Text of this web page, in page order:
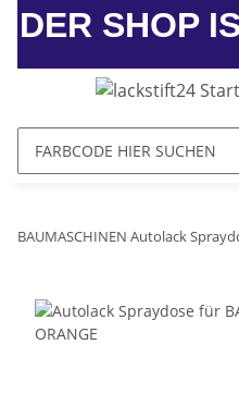
DER SHOP
BAUMASCHINEN Autolack